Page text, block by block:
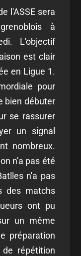
l'ASSE sera
à
L'objectif
est clair
en Ligue 1.
pour
bien débuter
se rassurer
un signal
nombreux.
n'a pas été
n'a pas
des matchs
ont pu
un même
préparation
répétition